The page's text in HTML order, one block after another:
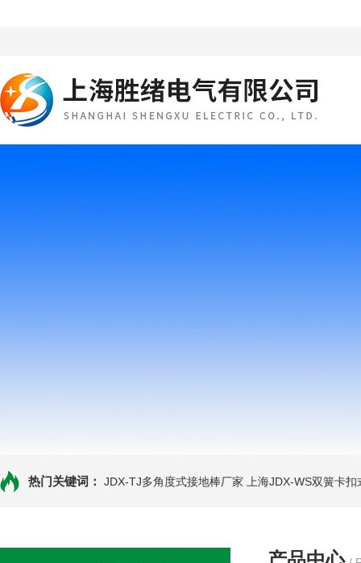
热门关键词： JDX-TJ多角度式接地棒厂家 上海JDX-WS双簧卡